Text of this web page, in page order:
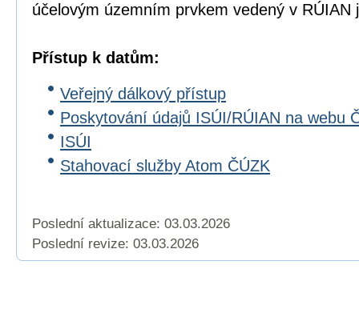
účelovým územním prvkem vedený v RÚIAN
Přístup k datům:
Veřejný dálkový přístup
Poskytování údajů ISÚI/RÚIAN na webu
ISÚI
Stahovací služby Atom ČÚZK
Poslední aktualizace: 03.03.2026
Poslední revize: 03.03.2026